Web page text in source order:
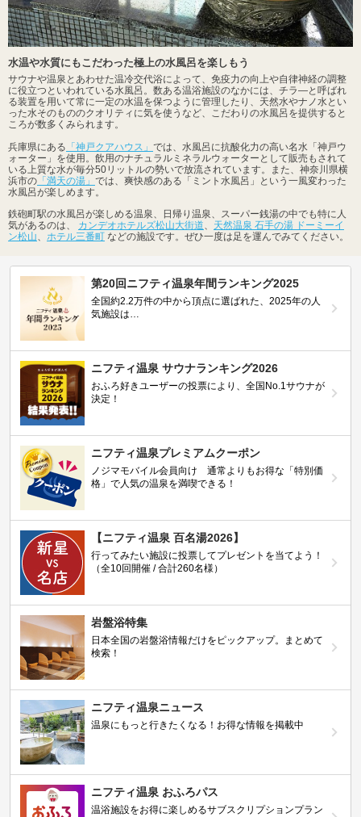
水温や水質にもこだわった極上の水風呂を楽しもう
サウナや温泉とあわせた温冷交代浴によって、免疫力の向上や自律神経の調整
に役立つといわれている水風呂。数ある温浴施設のなかには、チラ―と呼ばれ
る装置を用いて常に一定の水温を保つように管理したり、天然水やナノ水とい
った水そのもののクオリティに気を使うなど、こだわりの水風呂を提供すると
ころが数多くみられます。
兵庫県にある 「神戸クアハウス」 では、水風呂に抗酸化力の高い名水「神戸ウ
ォーター」を使用。飲用のナチュラルミネラルウォーターとして販売もされて
いる上質な水が毎分50リットルの勢いで放流されています。また、神奈川県横
浜市の 「満天の湯」 では、爽快感のある「ミント水風呂」という一風変わった
水風呂が楽しめます。
鉄砲町駅の水風呂が楽しめる温泉、日帰り温泉、スーパー銭湯の中でも特に人
気があるのは、 カンデオホテルズ松山大街道
天然温泉 石手の湯 ドーミーイ
ン松山
ホテル三番町 などの施設です。ぜひ一度は足を運んでみてください。
第20回ニフティ温泉年間ランキング2025
全国約2.2万件の中から頂点に選ばれた、2025年の人
気施設は…
ニフティ温泉 サウナランキング2026
おふろ好きユーザーの投票により、全国No.1サウナが
決定！
ニフティ温泉プレミアムクーポン
ノジマモバイル会員向け 通常よりもお得な「特別価
格」で人気の温泉を満喫できる！
【ニフティ温泉 百名湯2026】
行ってみたい施設に投票してプレゼントを当てよう！
（全10回開催 / 合計260名様）
岩盤浴特集
日本全国の岩盤浴情報だけをピックアップ。まとめて
検索！
ニフティ温泉ニュース
温泉にもっと行きたくなる！お得な情報を掲載中
ニフティ温泉 おふろパス
温浴施設をお得に楽しめるサブスクリプションプラン